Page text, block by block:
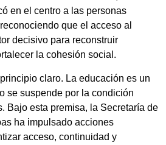
en el centro a las personas
que el acceso al
decisivo para reconstruir
la cohesión social.
claro. La educación es un
se suspende por la condición
Bajo esta premisa, la Secretaría de
ha impulsado acciones
acceso, continuidad y